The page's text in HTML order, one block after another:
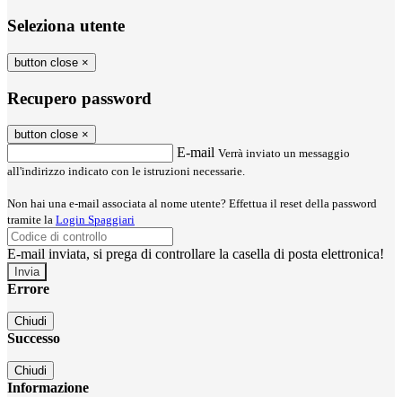
Seleziona utente
button close ×
Recupero password
button close ×
E-mail Verrà inviato un messaggio
all'indirizzo indicato con le istruzioni necessarie.
Non hai una e-mail associata al nome utente? Effettua il reset della password
tramite la Login Spaggiari
E-mail inviata, si prega di controllare la casella di posta elettronica!
Errore
Chiudi
Successo
Chiudi
Informazione